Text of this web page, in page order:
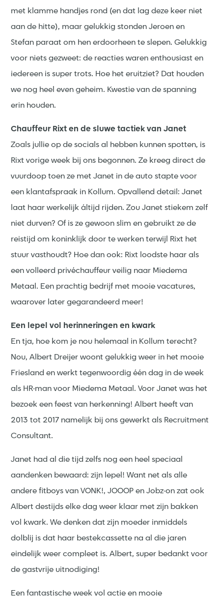
met klamme handjes rond (en dat lag deze keer niet
aan de hitte), maar gelukkig stonden Jeroen en
Stefan paraat om hen erdoorheen te slepen. Gelukkig
voor niets gezweet: de reacties waren enthousiast en
iedereen is super trots. Hoe het eruitziet? Dat houden
we nog heel even geheim. Kwestie van de spanning
erin houden.
Chauffeur Rixt en de sluwe tactiek van Janet
Zoals jullie op de socials al hebben kunnen spotten, is
Rixt vorige week bij ons begonnen. Ze kreeg direct de
vuurdoop toen ze met Janet in de auto stapte voor
een klantafspraak in Kollum. Opvallend detail: Janet
laat haar werkelijk áltijd rijden. Zou Janet stiekem zelf
niet durven? Of is ze gewoon slim en gebruikt ze de
reistijd om koninklijk door te werken terwijl Rixt het
stuur vasthoudt? Hoe dan ook: Rixt loodste haar als
een volleerd privéchauffeur veilig naar Miedema
Metaal. Een prachtig bedrijf met mooie vacatures,
waarover later gegarandeerd meer!
Een lepel vol herinneringen en kwark
En tja, hoe kom je nou helemaal in Kollum terecht?
Nou, Albert Dreijer woont gelukkig weer in het mooie
Friesland en werkt tegenwoordig één dag in de week
als HR-man voor Miedema Metaal. Voor Janet was het
bezoek een feest van herkenning! Albert heeft van
2013 tot 2017 namelijk bij ons gewerkt als Recruitment
Consultant.
Janet had al die tijd zelfs nog een heel speciaal
aandenken bewaard: zijn lepel! Want net als alle
andere fitboys van VONK!, JOOOP en Jobz-on zat ook
Albert destijds elke dag weer klaar met zijn bakken
vol kwark. We denken dat zijn moeder inmiddels
dolblij is dat haar bestekcassette na al die jaren
eindelijk weer compleet is. Albert, super bedankt voor
de gastvrije uitnodiging!
Een fantastische week vol actie en mooie